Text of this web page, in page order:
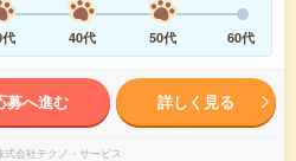
40代 50代 60代
募へ進む 詳しく見る
式会社テクノ・サービス